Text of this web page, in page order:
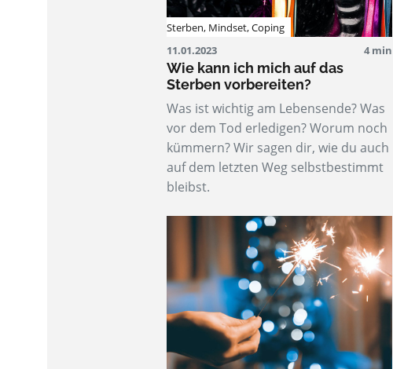
Sterben, Mindset,Coping
11.01.2023
4 min
Wie kann ich mich auf das
Sterben vorbereiten?
Was ist wichtig am Lebensende? Was
vor dem Tod erledigen? Worum noch
kümmern? Wir sagen dir, wie du auch
auf dem letzten Weg selbstbestimmt
bleibst.